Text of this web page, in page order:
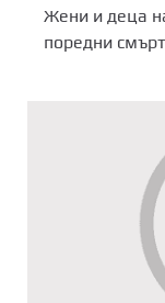
Жени и деца
поредни